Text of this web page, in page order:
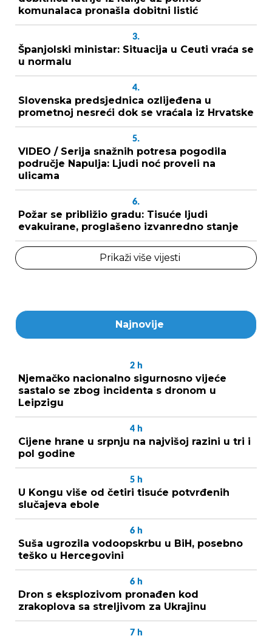
komunalaca pronašla dobitni listić
3.
Španjolski ministar: Situacija u Ceuti vraća se
u normalu
4.
Slovenska predsjednica ozlijeđena u
prometnoj nesreći dok se vraćala iz Hrvatske
5.
VIDEO / Serija snažnih potresa pogodila
područje Napulja: Ljudi noć proveli na
ulicama
6.
Požar se približio gradu: Tisuće ljudi
evakuirane, proglašeno izvanredno stanje
Prikaži više vijesti
Najnovije
2 h
Njemačko nacionalno sigurnosno vijeće
sastalo se zbog incidenta s dronom u
Leipzigu
4 h
Cijene hrane u srpnju na najvišoj razini u tri i
pol godine
5 h
U Kongu više od četiri tisuće potvrđenih
slučajeva ebole
6 h
Suša ugrozila vodoopskrbu u BiH, posebno
teško u Hercegovini
6 h
Dron s eksplozivom pronađen kod
zrakoplova sa streljivom za Ukrajinu
7 h